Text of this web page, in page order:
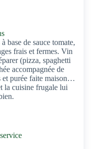
base de sauce tomate,
frais et fermes. Vin
(pizza, spaghetti
accompagnée de
et purée faite maison…
la cuisine frugale lui